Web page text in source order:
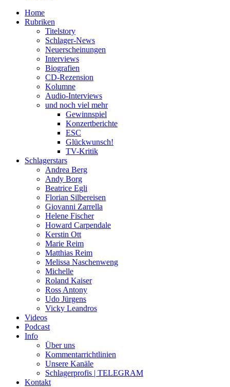
Home
Rubriken
Titelstory
Schlager-News
Neuerscheinungen
Interviews
Biografien
CD-Rezension
Kolumne
Audio-Interviews
und noch viel mehr
Gewinnspiel
Konzertberichte
ESC
Glückwunsch!
TV-Kritik
Schlagerstars
Andrea Berg
Andy Borg
Beatrice Egli
Florian Silbereisen
Giovanni Zarrella
Helene Fischer
Howard Carpendale
Kerstin Ott
Marie Reim
Matthias Reim
Melissa Naschenweng
Michelle
Roland Kaiser
Ross Antony
Udo Jürgens
Vicky Leandros
Videos
Podcast
Info
Über uns
Kommentarrichtlinien
Unsere Kanäle
Schlagerprofis | TELEGRAM
Kontakt